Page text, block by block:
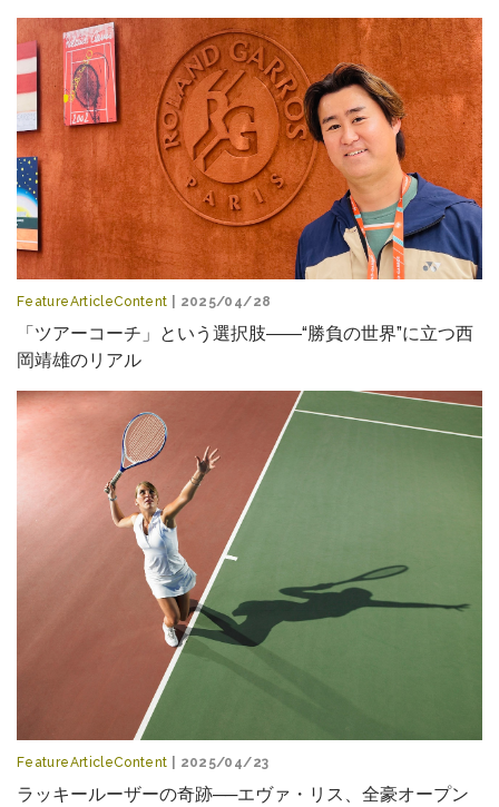
FeatureArticleContent | 2025/04/28
「ツアーコーチ」という選択肢――“勝負の世界”に立つ西
岡靖雄のリアル
FeatureArticleContent | 2025/04/23
ラッキールーザーの奇跡──エヴァ・リス、全豪オープン